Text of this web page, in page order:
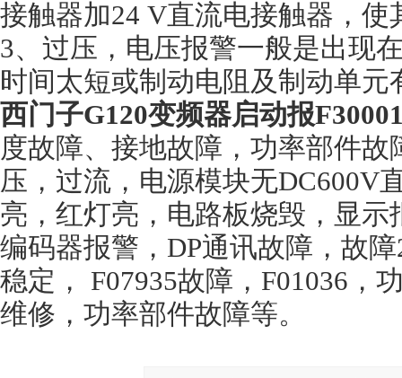
接触器加24 V直流电接触器，使
3、过压，电压报警一般是出现
时间太短或制动电阻及制动单元
西门子G120变频器启动报
度故障、接地故障，功率部件
压，过流，电源模块无DC600V
亮，红灯亮，电路板烧毁，显
编码器报警，DP通讯故障，故
稳定， F07935故障，F01036，
维修，功率部件故障等。